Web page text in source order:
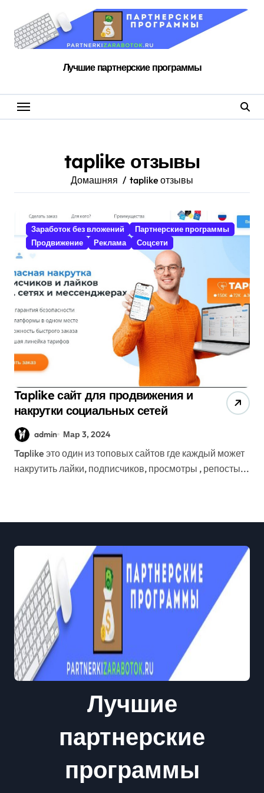
содержанию
Лучшие партнерские программы
taplike отзывы
Домашняя taplike отзывы
Заработок без вложений
Партнерские программы
Продвижение
Реклама Соцсети
Taplike сайт для продвижения и
накрутки социальных сетей
admin Мар 3, 2024
Taplike это один из топовых сайтов где каждый может
накрутить лайки, подписчиков, просмотры , репосты...
Лучшие
партнерские
программы